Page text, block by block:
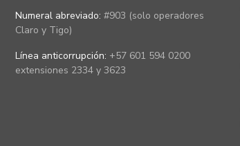
Numeral abreviado: #903 (solo operadores
Claro y Tigo)
Línea anticorrupción: +57 601 594 0200
extensiones 2334 y 3623